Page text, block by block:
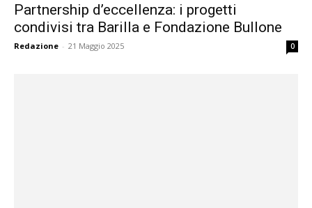
Partnership d’eccellenza: i progetti
condivisi tra Barilla e Fondazione Bullone
Redazione - 21 Maggio 2025 0